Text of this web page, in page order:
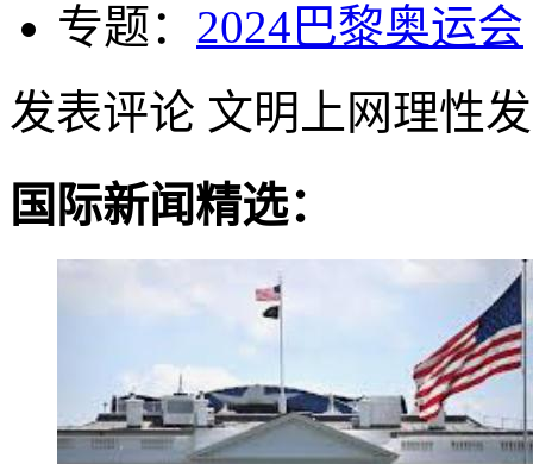
专题： 2024巴黎奥运会
发表评论 文明上网理性
国际新闻精选：